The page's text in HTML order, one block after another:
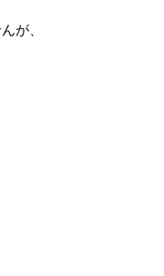
が、